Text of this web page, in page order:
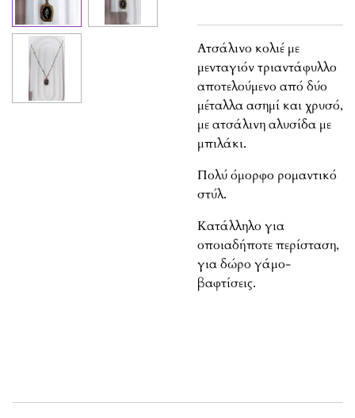
Ατσάλινο κολιέ με
μενταγιόν τριαντάφυλλο
αποτελούμενο από δύο
μέταλλα ασημί και χρυσό,
με ατσάλινη αλυσίδα με
μπιλάκι.
Πολύ όμορφο ρομαντικό
στύλ.
Κατάλληλο για
οποιαδήποτε περίσταση,
για δώρο γάμο-
βαφτίσεις.